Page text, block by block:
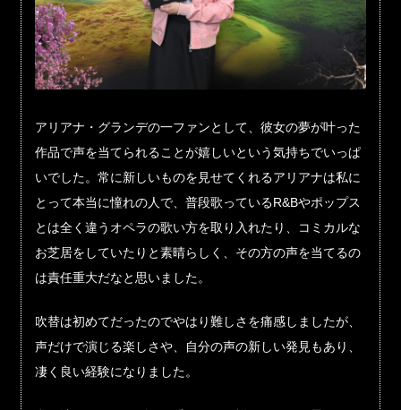
アリアナ・グランデの一ファンとして、彼女の夢が叶った
作品で声を当てられることが嬉しいという気持ちでいっぱ
いでした。常に新しいものを見せてくれるアリアナは私に
とって本当に憧れの人で、普段歌っているR&Bやポップス
とは全く違うオペラの歌い方を取り入れたり、コミカルな
お芝居をしていたりと素晴らしく、その方の声を当てるの
は責任重大だなと思いました。
吹替は初めてだったのでやはり難しさを痛感しましたが、
声だけで演じる楽しさや、自分の声の新しい発見もあり、
凄く良い経験になりました。